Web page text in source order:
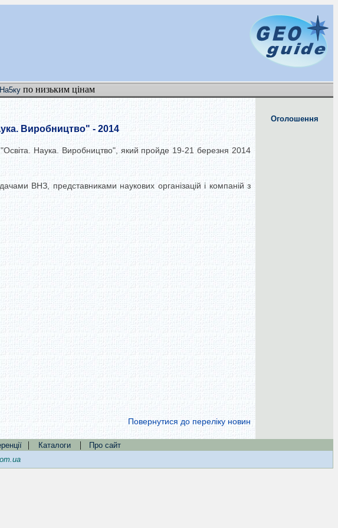
по низьким цінам
Виробництво" - 2014
Наука. Виробництво", який пройде 19-21 березня 2014
ВНЗ, представниками наукових організацій і компаній з
Повернутися до переліку новин
Оголошення
| Каталоги |
Про сайт